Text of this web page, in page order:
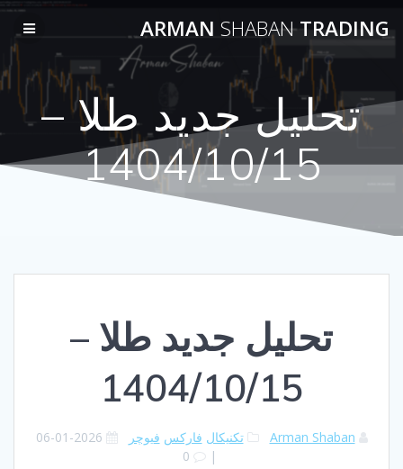
to
content
ARMAN SHABANTRADING
تحلیل جدید طلا –
1404/10/15
تحلیل جدید طلا –
1404/10/15
Arman Shaban تکنیکال فارکس فیوچر
2026-01-06
|
0